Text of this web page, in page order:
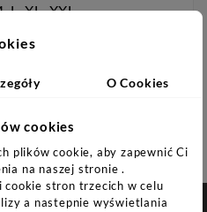
L, XL, XXL
komercyjnego
O Cookies
cookies
plików cookie, aby zapewnić Ci
na naszej stronie .
stron trzecich w celu
a nastepnie wyświetlania